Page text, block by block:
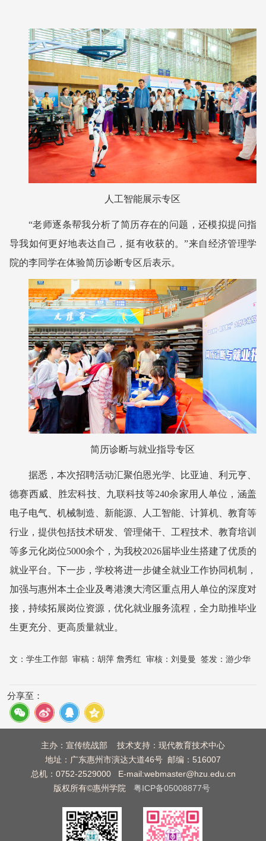
人工智能展示专区
“老师逐条帮我分析了简历存在的问题，还模拟提问指
导我如何更好地表达自己，挺有收获的。”来自经济管理学
院的李同学在体验简历诊断专区后表示。
简历诊断与就业指导专区
据悉，本次招聘活动汇聚伯恩光学、比亚迪、利元亨、
德赛西威、胜宏科技、九联科技等240余家用人单位，涵盖
电子电气、机械制造、新能源、人工智能、计算机、教育等
行业，提供包括技术研发、管理储干、工程技术、教育培训
等多元化岗位5000余个，为我校2026届毕业生搭建了优质的
就业平台。下一步，学校将进一步健全就业工作协同机制，
加强与惠州本土企业及粤港澳大湾区重点用人单位的深度对
接，持续拓展岗位资源，优化就业服务流程，全力助推毕业
生更充分、更高质量就业。
文： 学生工作部 审稿： 胡萍 詹秀红 审核： 刘曼曼 签发： 游少华
分享至：
主办：宣传统战部 技术支持：现代教育技术中心
地址：广东惠州市演达大道46号 邮编：516007
总机：0752-2529000 E-mail:webmaster@hzu.edu.cn
版权所有©惠州学院
粤ICP备05008877号